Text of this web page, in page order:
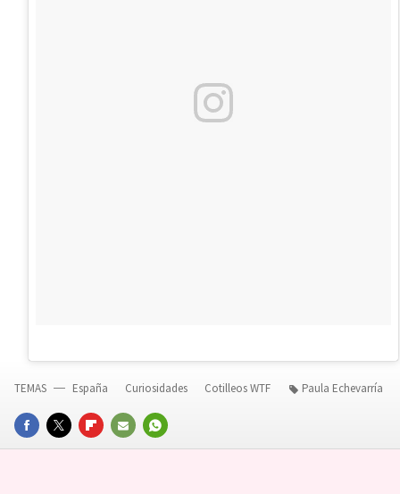
FACEBOOKTWITTERFLIPBOARD
E-
WHATSAPP
TEMAS España Curiosidades Cotilleos WTF Paula Echevarría